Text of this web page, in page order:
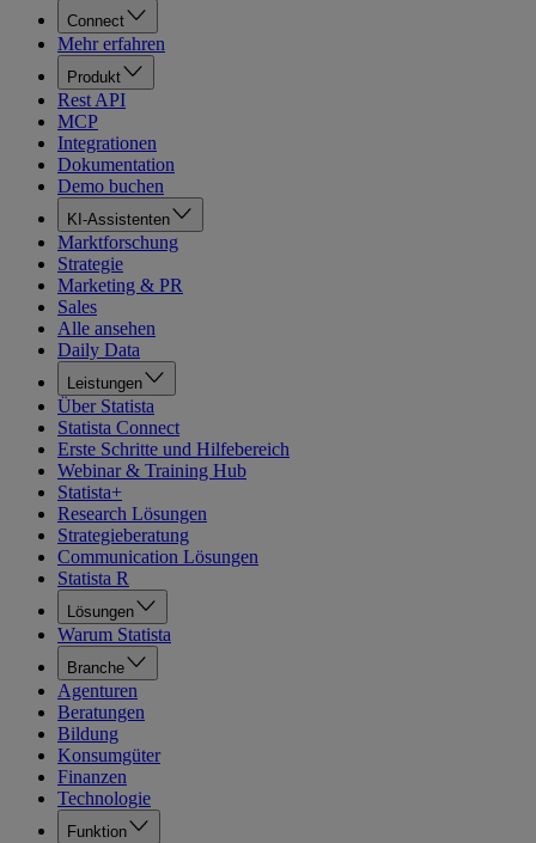
Connect
Mehr erfahren
Produkt
Rest API
MCP
Integrationen
Dokumentation
Demo buchen
KI-Assistenten
Marktforschung
Strategie
Marketing & PR
Sales
Alle ansehen
Daily Data
Leistungen
Über Statista
Statista Connect
Erste Schritte und Hilfebereich
Webinar & Training Hub
Statista+
Research Lösungen
Strategieberatung
Communication Lösungen
Statista R
Lösungen
Warum Statista
Branche
Agenturen
Beratungen
Bildung
Konsumgüter
Finanzen
Technologie
Funktion